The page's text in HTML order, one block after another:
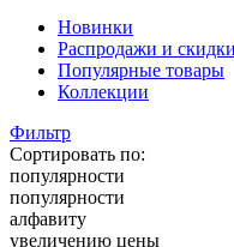
Новинки
Распродажи и скидки
Популярные товары
Коллекции
Фильтр
Сортировать по:
популярности
популярности
алфавиту
увеличению цены